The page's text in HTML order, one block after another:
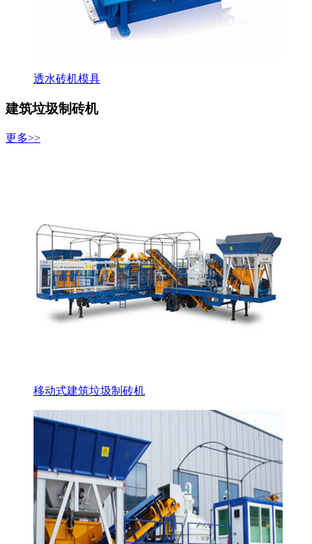
透水砖机模具
建筑垃圾制砖机
更多>>
移动式建筑垃圾制砖机